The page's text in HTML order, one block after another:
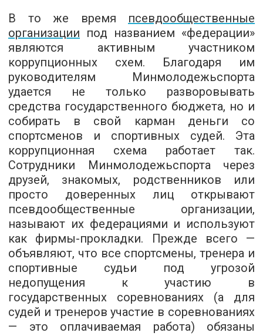
В то же время псевдообщественные
организации под названием «федерации»
являются активным участником
коррупционных схем. Благодаря им
руководителям Минмолодежьспорта
удается не только разворовывать
средства государственного бюджета, но и
собирать в свой карман деньги со
спортсменов и спортивных судей. Эта
коррупционная схема работает так.
Сотрудники Минмолодежьспорта через
друзей, знакомых, родственников или
просто доверенных лиц открывают
псевдообщественные организации,
называют их федерациями и используют
как фирмы-прокладки. Прежде всего —
объявляют, что все спортсмены, тренера и
спортивные судьи под угрозой
недопущения к участию в
государственных соревнованиях (а для
судей и тренеров участие в соревнованиях
— это оплачиваемая работа) обязаны